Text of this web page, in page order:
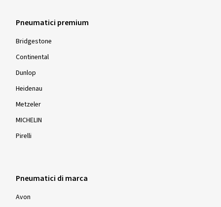
Pneumatici premium
Bridgestone
Continental
Dunlop
Heidenau
Metzeler
MICHELIN
Pirelli
Pneumatici di marca
Avon